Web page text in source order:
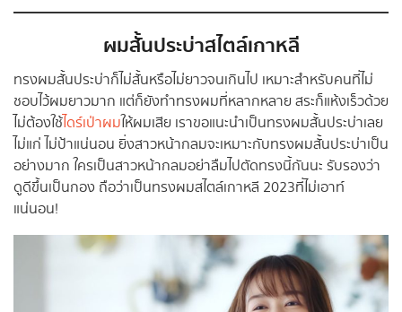
ผมสั้นประบ่าสไตล์เกาหลี
ทรงผมสั้นประบ่าก็ไม่สั้นหรือไม่ยาวจนเกินไป เหมาะสำหรับคนที่ไม่
ชอบไว้ผมยาวมาก แต่ก็ยังทำทรงผมที่หลากหลาย สระก็แห้งเร็วด้วย
ไม่ต้องใช้ไดร์เป่าผมให้ผมเสีย เราขอแนะนำเป็นทรงผมสั้นประบ่าเลย
ไม่แก่ ไม่ป้าแน่นอน ยิ่งสาวหน้ากลมจะเหมาะกับทรงผมสั้นประบ่าเป็น
อย่างมาก ใครเป็นสาวหน้ากลมอย่าลืมไปตัดทรงนี้กันนะ รับรองว่า
ดูดีขึ้นเป็นกอง ถือว่าเป็นทรงผมสไตล์เกาหลี 2023ที่ไม่เอาท์
แน่นอน!